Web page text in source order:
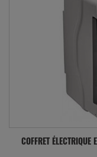
COFFRET